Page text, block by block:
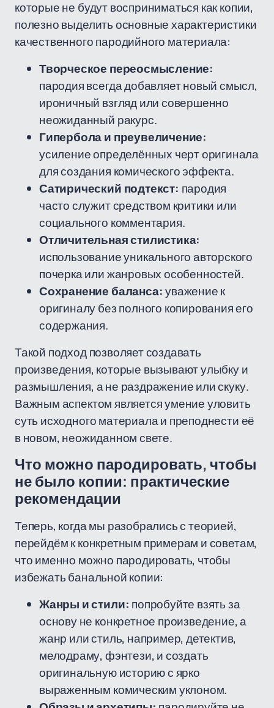
которые не будут восприниматься как копии,
полезно выделить основные характеристики
качественного пародийного материала:
Творческое переосмысление:
пародия всегда добавляет новый смысл,
ироничный взгляд или совершенно
неожиданный ракурс.
Гипербола и преувеличение:
усиление определённых черт оригинала
для создания комического эффекта.
Сатирический подтекст: пародия
часто служит средством критики или
социального комментария.
Отличительная стилистика:
использование уникального авторского
почерка или жанровых особенностей.
Сохранение баланса:уважение к
оригиналу без полного копирования его
содержания.
Такой подход позволяет создавать
произведения, которые вызывают улыбку и
размышления, а не раздражение или скуку.
Важным аспектом является умение уловить
суть исходного материала и преподнести её
в новом, неожиданном свете.
Что можно пародировать, чтобы
не было копии: практические
рекомендации
Теперь, когда мы разобрались с теорией,
перейдём к конкретным примерам и советам,
что именно можно пародировать, чтобы
избежать банальной копии:
Жанры и стили: попробуйте взять за
основу не конкретное произведение, а
жанр или стиль, например, детектив,
мелодраму, фэнтези, и создать
оригинальную историю с ярко
выраженным комическим уклоном.